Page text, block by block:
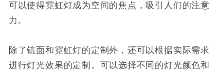
可以使得霓虹灯成为空间的焦点，吸引人们的注意
力。
除了镜面和霓虹灯的定制外，还可以根据实际需求
进行灯光效果的定制。可以选择不同的灯光颜色和